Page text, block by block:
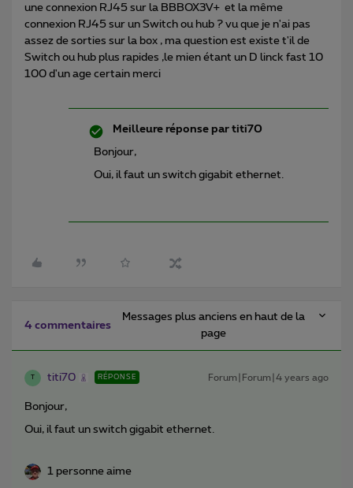
une connexion RJ45 sur la BBBOX3V+ et la même
connexion RJ45 sur un Switch ou hub ? vu que je n'ai pas
assez de sorties sur la box , ma question est existe t'il de
Switch ou hub plus rapides ,le mien étant un D linck fast 10
100 d'un age certain merci
Meilleure réponse par titi70
Bonjour,
Oui, il faut un switch gigabit ethernet.
4 commentaires
Messages plus anciens en haut de la
page
titi70 RÉPONSE Forum|Forum|4 years ago
Bonjour,
Oui, il faut un switch gigabit ethernet.
1 personne aime